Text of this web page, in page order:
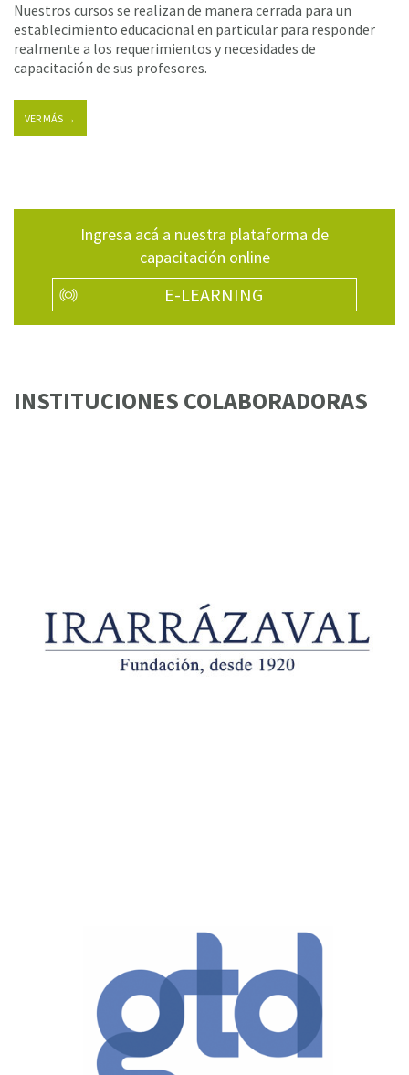
Nuestros cursos se realizan de manera cerrada para un
establecimiento educacional en particular para responder
realmente a los requerimientos y necesidades de
capacitación de sus profesores.
VER MÁS →
Ingresa acá a nuestra plataforma de
capacitación online
E-LEARNING
INSTITUCIONES COLABORADORAS